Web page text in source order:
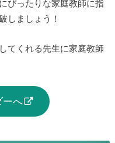
ぴったりな家庭教師に指
しましょう！
てくれる先生に家庭教師
ーへ